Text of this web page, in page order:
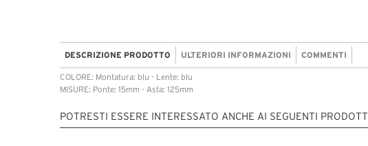
DESCRIZIONE PRODOTTO ULTERIORI INFORMAZIONI COMMENTI
COLORE: Montatura: blu - Lente: blu
MISURE: Ponte: 15mm - Asta: 125mm
POTRESTI ESSERE INTERESSATO ANCHE AI SEGUENTI PRODOTTI